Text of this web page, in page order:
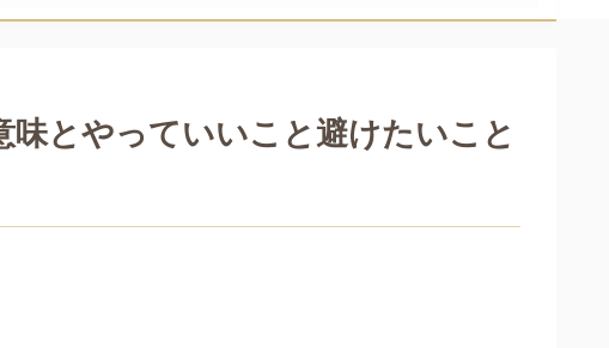
とやっていいこと避けたいこと